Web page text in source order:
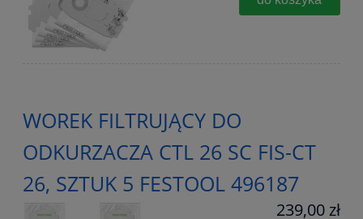
WOREK FILTRUJĄCY DO
ODKURZACZA CTL 26 SC FIS-CT
26, SZTUK 5 FESTOOL 496187
239,00 zł